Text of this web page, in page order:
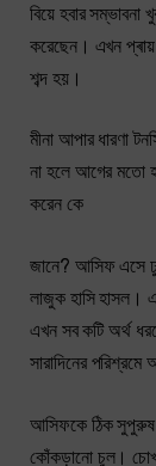
বিয়ে হবার
করেছেন। এখন
শব্দ হয়।
মীনা আপার ধারণা
না হলে আগের মতো
করেন কে
জানে? আসিফ এসে
লাজুক হাসি হাসল।
এখন সব কটি অর্থ
সারাদিনের
আসিফকে ঠিক সুপুরুষ
কোঁকড়ানো চুল। চোখ